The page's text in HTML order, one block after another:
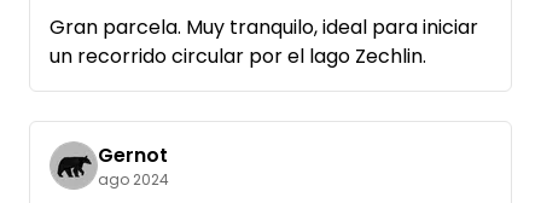
Estábamos solos, lo que por un lado está bien,
pero quizás asusta un poco a las personas
sensibles.
En general bien, pero no increíble.
Gran parcela. Muy tranquilo, ideal para iniciar
un recorrido circular por el lago Zechlin.
Gernot
ago 2024